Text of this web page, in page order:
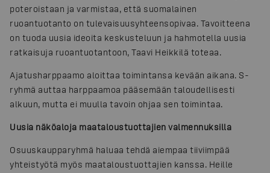
poteroistaan ja varmistaa, että suomalainen
ruoantuotanto on tulevaisuusyhteensopivaa. Tavoitteena
on tuoda uusia ideoita keskusteluun ja hahmotella uusia
ratkaisuja ruoantuotantoon, Taavi Heikkilä toteaa.
Ajatusharppaamo aloittaa toimintansa kevään aikana. S-
ryhmä auttaa harppaamoa pääsemään taloudellisesti
alkuun, mutta ei muulla tavoin ohjaa sen toimintaa.
Uusia näköaloja maataloustuottajien valmennuksilla
Osuuskaupparyhmä haluaa tehdä aiempaa tiiviimpää
yhteistyötä myös maataloustuottajien kanssa. Heille